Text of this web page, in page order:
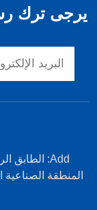
يرجى ترك
المنطقة الصناعية